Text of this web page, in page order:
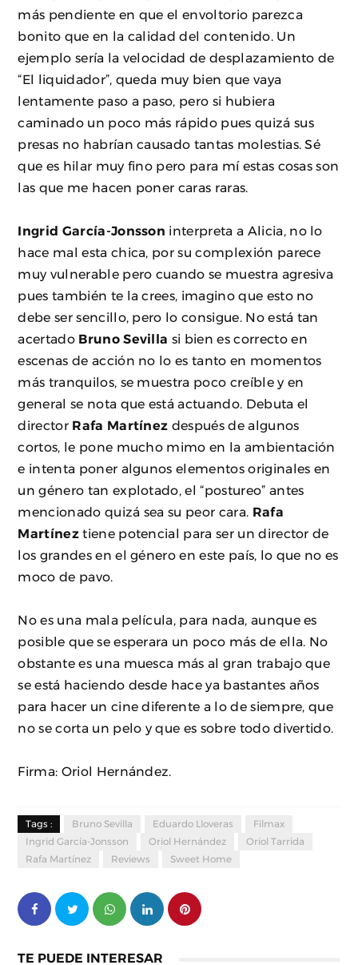
más pendiente en que el envoltorio parezca
bonito que en la calidad del contenido. Un
ejemplo sería la velocidad de desplazamiento de
“El liquidador”, queda muy bien que vaya
lentamente paso a paso, pero si hubiera
caminado un poco más rápido pues quizá sus
presas no habrían causado tantas molestias. Sé
que es hilar muy fino pero para mí estas cosas son
las que me hacen poner caras raras.
Ingrid García-Jonsson interpreta a Alicia, no lo
hace mal esta chica, por su complexión parece
muy vulnerable pero cuando se muestra agresiva
pues también te la crees, imagino que esto no
debe ser sencillo, pero lo consigue. No está tan
acertado Bruno Sevilla si bien es correcto en
escenas de acción no lo es tanto en momentos
más tranquilos, se muestra poco creíble y en
general se nota que está actuando. Debuta el
director Rafa Martínez después de algunos
cortos, le pone mucho mimo en la ambientación
e intenta poner algunos elementos originales en
un género tan explotado, el “postureo” antes
mencionado quizá sea su peor cara. Rafa
Martíneztiene potencial para ser un director de
los grandes en el género en este país, lo que no es
moco de pavo.
No es una mala película, para nada, aunque es
posible que se esperara un poco más de ella. No
obstante es una muesca más al gran trabajo que
se está haciendo desde hace ya bastantes años
para hacer un cine diferente a lo de siempre, que
no se corta un pelo y que es sobre todo divertido.
Firma: Oriol Hernández.
Tags : Bruno Sevilla Eduardo Lloveras
Filmax
Ingrid García-Jonsson
Oriol Hernández
Oriol Tarrida
Rafa Martínez
Reviews Sweet Home
TE PUEDE INTERESAR